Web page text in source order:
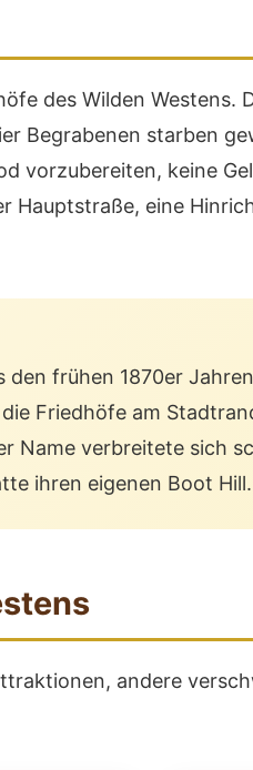
des Wilden Westens.
Begrabenen starben
vorzubereiten, keine
Hauptstraße, eine
frühen 1870er
Friedhöfe am
Name verbreitete sich
ihren eigenen Boot Hill.
andere